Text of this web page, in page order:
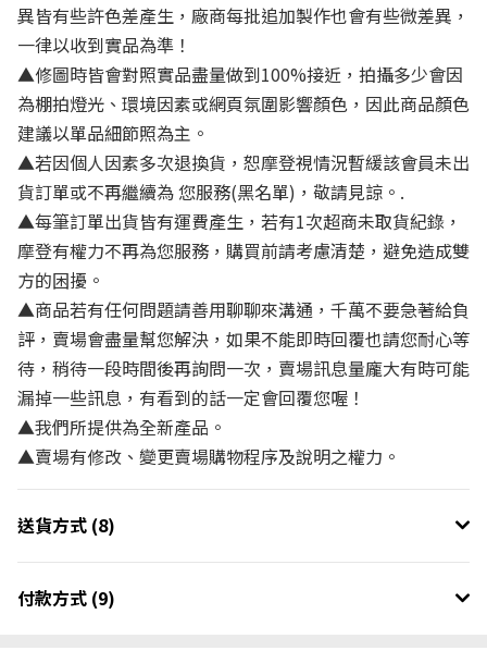
異皆有些許色差產生，廠商每批追加製作也會有些微差異，
一律以收到實品為準！
▲修圖時皆會對照實品盡量做到100%接近，拍攝多少會因
為棚拍燈光、環境因素或網頁氛圍影響顏色，因此商品顏色
建議以單品細節照為主。
▲若因個人因素多次退換貨，恕摩登視情況暫緩該會員未出
貨訂單或不再繼續為 您服務(黑名單)，敬請見諒。.
▲每筆訂單出貨皆有運費產生，若有1次超商未取貨紀錄，
摩登有權力不再為您服務，購買前請考慮清楚，避免造成雙
方的困擾。
▲商品若有任何問題請善用聊聊來溝通，千萬不要急著給負
評，賣場會盡量幫您解決，如果不能即時回覆也請您耐心等
待，稍待一段時間後再詢問一次，賣場訊息量龐大有時可能
漏掉一些訊息，有看到的話一定會回覆您喔！
▲我們所提供為全新產品。
▲賣場有修改、變更賣場購物程序及說明之權力。
送貨方式 (8)
付款方式 (9)